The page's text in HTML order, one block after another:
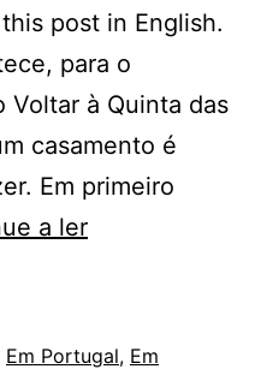
post in English.
para o
à Quinta das
casamento é
Em primeiro
a lerO
Casamento
Em Portugal, Em